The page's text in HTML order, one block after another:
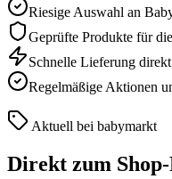
Riesige Auswahl an
Geprüfte Produkte für
Schnelle Lieferung
Regelmäßige Aktionen
Aktuell bei babymarkt
Direkt zum